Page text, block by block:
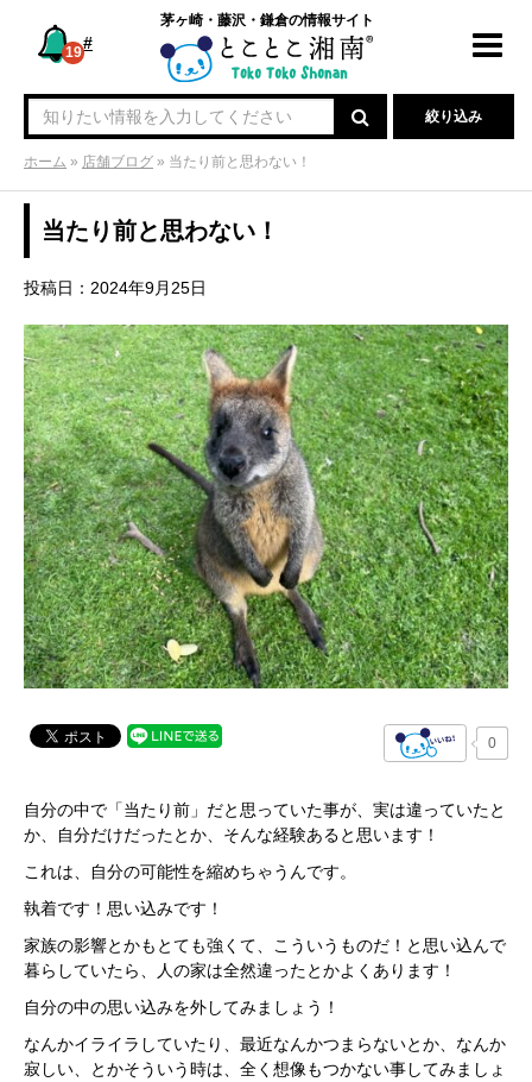
#
19
茅ヶ崎・藤沢・鎌倉の情報サイト
絞り込み
ホーム » 店舗ブログ » 当たり前と思わない！
当たり前と思わない！
投稿日：2024年9月25日
0
自分の中で「当たり前」だと思っていた事が、実は違っていたと
か、自分だけだったとか、そんな経験あると思います！
これは、自分の可能性を縮めちゃうんです。
執着です！思い込みです！
家族の影響とかもとても強くて、こういうものだ！と思い込んで
暮らしていたら、人の家は全然違ったとかよくあります！
自分の中の思い込みを外してみましょう！
なんかイライラしていたり、最近なんかつまらないとか、なんか
寂しい、とかそういう時は、全く想像もつかない事してみましょ